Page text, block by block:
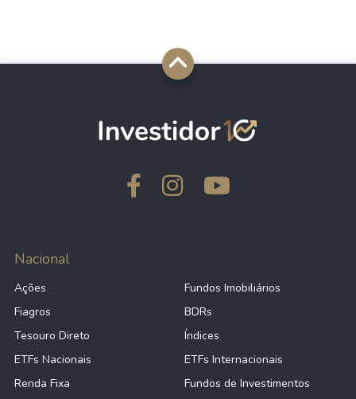
Nacional
Ações
Fundos Imobiliários
Fiagros
BDRs
Tesouro Direto
Índices
ETFs Nacionais
ETFs Internacionais
Renda Fixa
Fundos de Investimentos